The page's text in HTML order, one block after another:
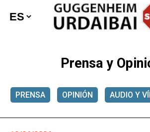
Prensa y
PRENSA OPINIÓN AUDIO Y